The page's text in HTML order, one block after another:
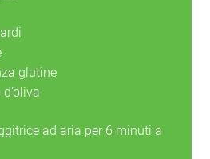
glutine
ad aria per 6 minuti a